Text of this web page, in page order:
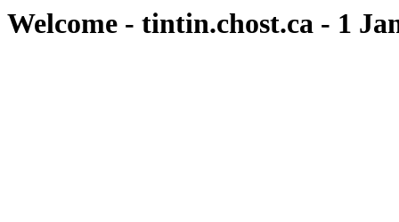
Welcome - tintin.chost.ca - 1